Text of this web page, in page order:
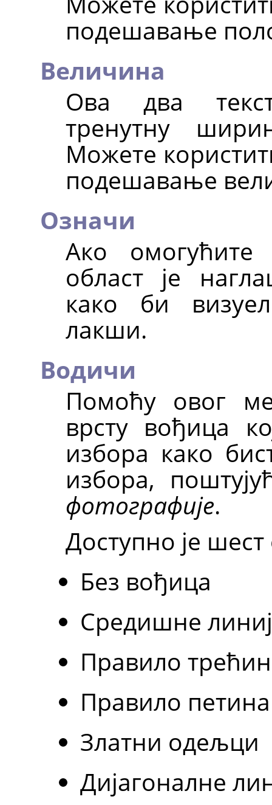
подешавање
Величина
Ова два
тренутну
Можете
подешавање
Означи
Ако омогућите
област је
како би
лакши.
Водичи
Помоћу овог
врсту вођица
избора како
избора,
фотографије.
Доступно је шест
Без вођица
Средишне
Правило
Правило петина
Златни одељци
Дијагоналне